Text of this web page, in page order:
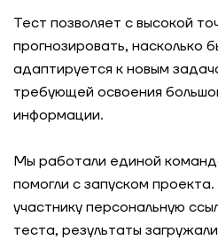
Как экосистема МТС
модель компетенций для
Как систематизировать
Модель компетенций как
Тест позволяет с высокой
прогнозировать, насколько
адаптируется к новым
требующей освоения
информации.
Мы работали единой
помогли с запуском
участнику персональную
теста, результаты